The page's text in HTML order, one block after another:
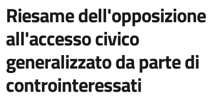
Riesame dell'opposizione
all'accesso civico
generalizzato da parte di
controinteressati